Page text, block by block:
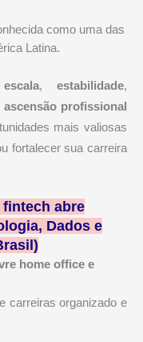
como uma das
Latina.
escala, estabilidade,
profissional
mais valiosas
fortalecer sua carreira
fintech abre
Dados e
home office e
carreiras organizado e